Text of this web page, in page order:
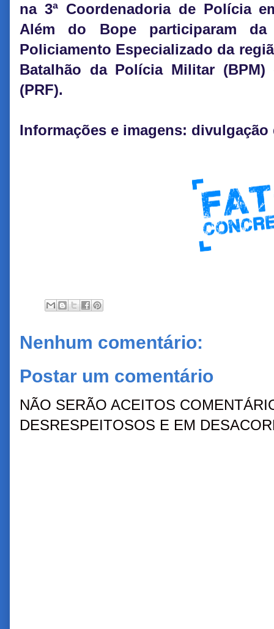
na 3ª Coordenadoria de Polícia
Além do Bope participaram
Policiamento Especializado da
Batalhão da Polícia Militar
(PRF).
Informações e imagens:
Nenhum comentário:
Postar um comentário
NÃO SERÃO ACEITOS
DESRESPEITOSOS E EM